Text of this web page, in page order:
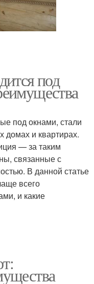
под
под окнами, стали
домах и квартирах.
— за таким
связанные с
В данной статье
всего
и какие